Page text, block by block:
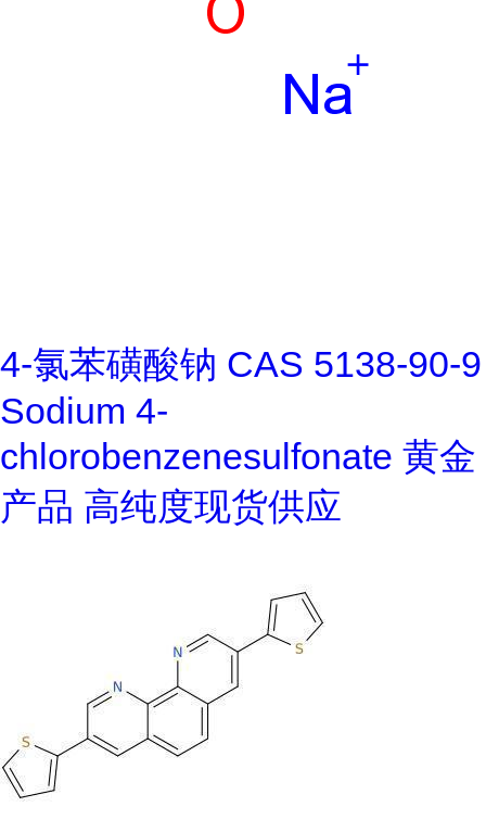
4-氯苯磺酸钠 CAS 5138-90-9
Sodium 4-
chlorobenzenesulfonate 黄金
产品 高纯度现货供应